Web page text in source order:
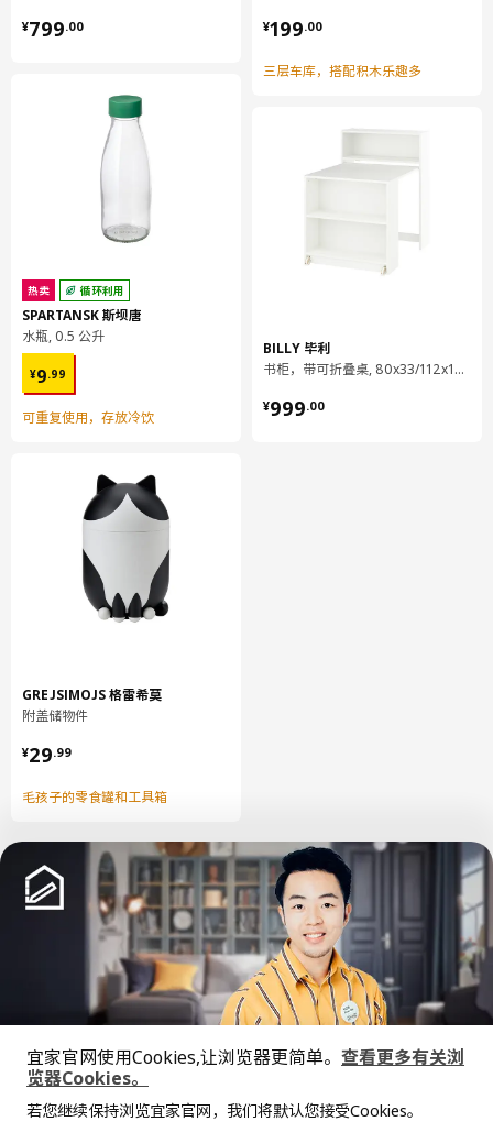
包装数量
ENHET 安纳特
壁柜带2搁板
净重
容量
重量
16.20 公斤
宽度
31 厘米
ENHET 安纳特
重量
包装数量
橱柜支腿
404.817.85
6 厘米
18 厘米
0.49 公斤
容量
1.1 公升
重量
0.57 公斤
¥799.00
¥ 799.00
热卖 循环利用
SPARTANSK 斯坝唐
水瓶, 0.5 公升
¥9.99
¥ 9.99
可重复使用，存放冷饮
GREJSIMOJS 格雷希莫
附盖储物件
¥29.99
¥ 29.99
毛孩子的零食罐和工具箱
¥199.00
¥ 199.00
三层车库，搭配积木乐趣多
BILLY 毕利
书柜，带可折叠桌, 80x33/112x106 厘米
¥999.00
¥ 999.00
抱歉，该商品在所选地区暂时缺货。
中文 English
© Inter IKEA Systems B.V. 1999-2026
隐私政策
上海工商 沪公网安备 31010402001069号
价格透明，设计专业，现货供应
宜家官网使用Cookies,让浏览器更简单。 查看更多有关浏
览器Cookies。
若您继续保持浏览宜家官网，我们将默认您接受Cookies。